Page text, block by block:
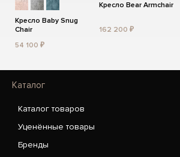
Кресло Baby Snug
Chair
54 100 ₽
Кресло Bear Armchair
162 200 ₽
Каталог
Каталог товаров
Уценённые товары
Бренды